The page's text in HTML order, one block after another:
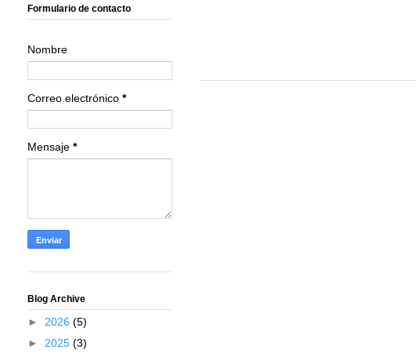
Formulario de contacto
Nombre
Correo electrónico *
Mensaje *
Blog Archive
► 2026 (5)
► 2025 (3)